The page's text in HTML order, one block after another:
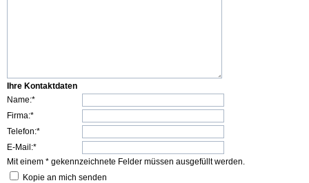
Ihre Kontaktdaten
Name:*
Firma:*
Telefon:*
E-Mail:*
Mit einem * gekennzeichnete Felder müssen ausgefüllt werden.
Kopie an mich senden